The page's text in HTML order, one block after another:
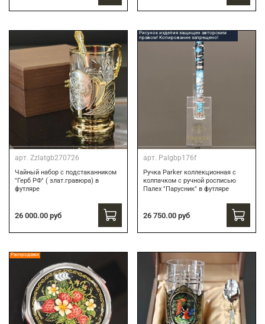
арт. Zzlatgb270726
Чайный набор с подстаканником
"Герб РФ" ( злат.гравюра) в
футляре
26 000.00 руб
Рисунок изделия защищен авторским
правом! Копирование запрещено!
арт. Palgbp176f
Ручка Parker коллекционная с
колпачком с ручной росписью
Палех "Парусник" в футляре
26 750.00 руб
Распродажа